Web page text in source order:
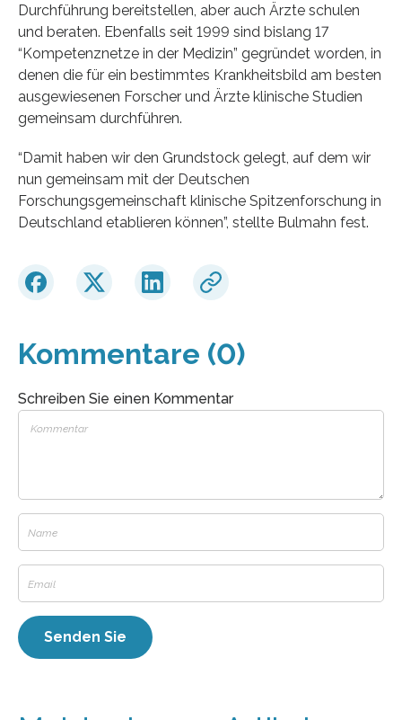
Durchführung bereitstellen, aber auch Ärzte schulen
und beraten. Ebenfalls seit 1999 sind bislang 17
“Kompetenznetze in der Medizin” gegründet worden, in
denen die für ein bestimmtes Krankheitsbild am besten
ausgewiesenen Forscher und Ärzte klinische Studien
gemeinsam durchführen.
“Damit haben wir den Grundstock gelegt, auf dem wir
nun gemeinsam mit der Deutschen
Forschungsgemeinschaft klinische Spitzenforschung in
Deutschland etablieren können”, stellte Bulmahn fest.
Kommentare (0)
Schreiben Sie einen Kommentar